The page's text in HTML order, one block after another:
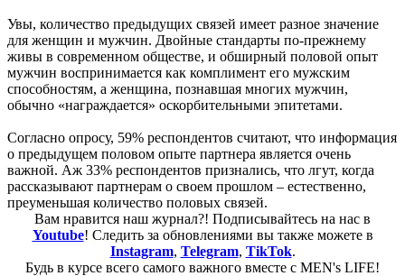
Увы, количество предыдущих связей имеет разное значение
для женщин и мужчин. Двойные стандарты по-прежнему
живы в современном обществе, и обширный половой опыт
мужчин воспринимается как комплимент его мужским
способностям, а женщина, познавшая многих мужчин,
обычно «награждается» оскорбительными эпитетами.
Согласно опросу, 59% респондентов считают, что информация
о предыдущем половом опыте партнера является очень
важной. Аж 33% респондентов признались, что лгут, когда
рассказывают партнерам о своем прошлом – естественно,
преуменьшая количество половых связей.
Вам нравится наш журнал?! Подписывайтесь на нас в
Youtube! Следить за обновлениями вы также можете в
Instagram, Telegram, TikTok.
Будь в курсе всего самого важного вместе с MEN's LIFE!